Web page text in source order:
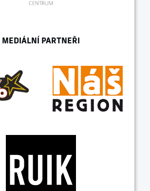
MEDIÁLNÍ PARTNEŘI